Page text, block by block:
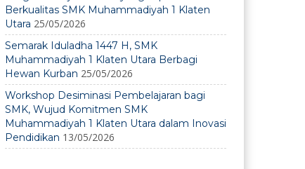
Berkualitas SMK Muhammadiyah 1 Klaten
Utara 25/05/2026
Semarak Iduladha 1447 H, SMK
Muhammadiyah 1 Klaten Utara Berbagi
Hewan Kurban 25/05/2026
Workshop Desiminasi Pembelajaran bagi
SMK, Wujud Komitmen SMK
Muhammadiyah 1 Klaten Utara dalam Inovasi
Pendidikan 13/05/2026